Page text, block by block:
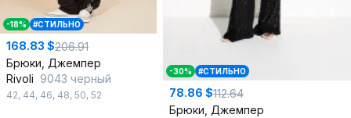
-18% #СТИЛЬНО
168.83 $206.91
Брюки, Джемпер
Rivoli 9043 черный
42, 44, 46, 48, 50, 52
-30% #СТИЛЬНО
78.86 $112.64
Брюки, Джемпер